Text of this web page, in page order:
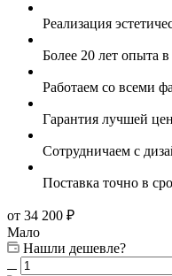
Реализация
Более 20 лет опыта
Работаем со всеми
Гарантия лучшей
Сотрудничаем с
Поставка точно в
от 34 200 ₽
Мало
Нашли дешевле?